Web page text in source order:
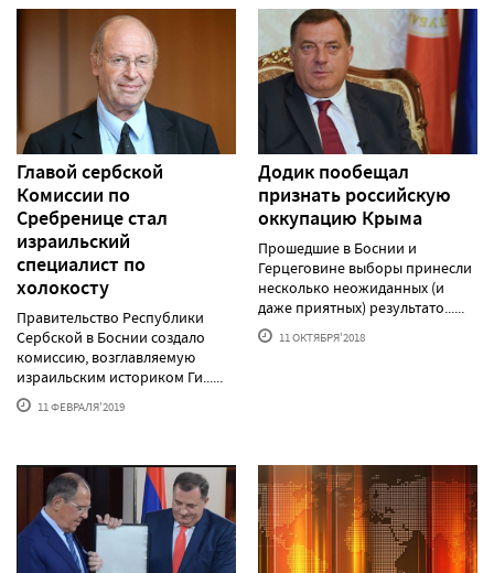
Главой сербской
Комиссии по
Сребренице стал
израильский
специалист по
холокосту
Правительство Республики
Сербской в Боснии создало
комиссию, возглавляемую
израильским историком Ги......
11 ФЕВРАЛЯ'2019
Додик пообещал
признать российскую
оккупацию Крыма
Прошедшие в Боснии и
Герцеговине выборы принесли
несколько неожиданных (и
даже приятных) результато......
11 ОКТЯБРЯ'2018